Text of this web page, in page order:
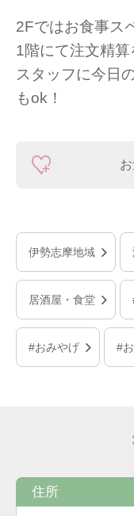
2Fではお食事ス
1階にて注文精
スタッフに今日
もok！
伊勢志摩地域
居酒屋・食堂
#おみやげ #
住所